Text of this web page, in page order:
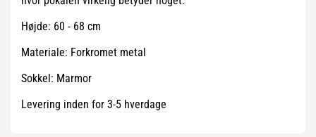
Højde: 60 - 68 cm
Materiale: Forkromet metal
Sokkel: Marmor
Levering inden for 3-5 hverdage